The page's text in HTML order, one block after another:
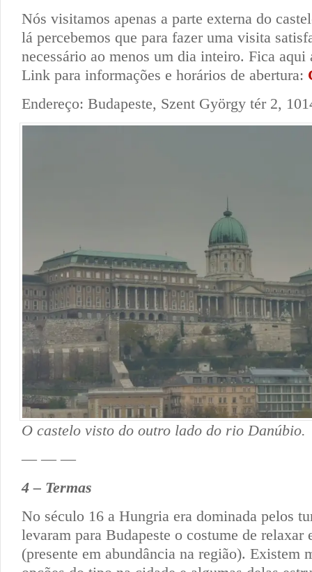
Nós visitamos apenas a parte externa do
lá percebemos que para fazer uma visita
necessário ao menos um dia inteiro. Fica aqui
Link para informações e horários de abertura:
Endereço: Budapeste, Szent György tér 2,
O castelo visto do outro lado do rio Danúbio.
— — —
4 – Termas
No século 16 a Hungria era dominada pelos
levaram para Budapeste o costume de relaxar
(presente em abundância na região). Existem